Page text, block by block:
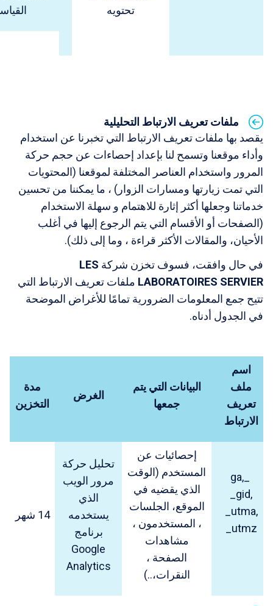
تحتويه
ملفات تعريف الارتباط التحليلية
يقصد بها ملفات تعريف الارتباط التي تخبرنا عن استخدام
وأداء موقعنا وتسمح لنا بإعداد إحصاءات عن حجم حركة
المرور واستخدام العناصر المختلفة لموقعنا (المحتويات
التي تمت زيارتها ومسارات الزوار) ، ما يمكننا من تحسين
خدماتنا وجعلها أكثر إثارة للاهتمام و سهلة الاستخدام
(الصفحات أو الأقسام التي يتم الرجوع إليها في أغلب
الأحيان، والمقالات الأكثر قراءة ، وما إلى ذلك).
في حال وافقت، فسوف تخزن شركة LES
LABORATOIRES SERVIER ملفات تعريف الارتباط التي
تتيح جمع المعلومات الضرورية تمامًا للأغراض الموضحة
في الجدول أدناه.
اسم
ملف
تعريف
الارتباط
البيانات التي يتم
جمعها
الغرض
مدة
التخزين
_ga,
_gid,
_utma,
_utmz
إحصائيات عن
المستخدم (الوقت
الذي يقضيه في
الموقع، الجلسات
، المستخدمون ،
مشاهدات
الصفحة ،
النقرات،..)
تحليل حركة
مرور الويب
الذي
يستخدمه
برنامج
Google
Analytics
14 شهر